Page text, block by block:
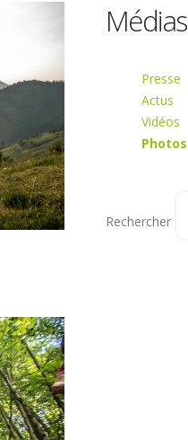
Médias
Presse
Actus
Vidéos
Photos
Rechercher